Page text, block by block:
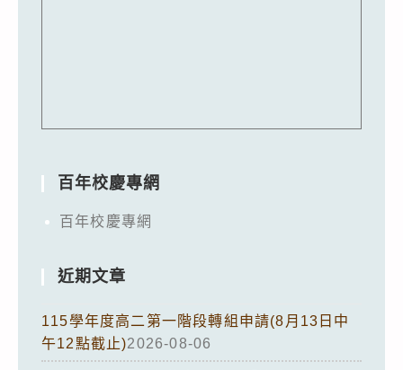
百年校慶專網
百年校慶專網
近期文章
115學年度高二第一階段轉組申請(8月13日中
午12點截止)2026-08-06